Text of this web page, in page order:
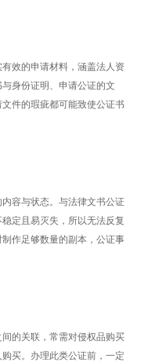
效的申请材料，涵盖法人资
身份证明、申请公证的文
件的瑕疵都可能致使公证书
容与状态。与法律文书公证
定且易灭失，所以无法反复
作足够数量的副本，公证事
的关联，常需对侵权品购买
买。办理此类公证前，一定